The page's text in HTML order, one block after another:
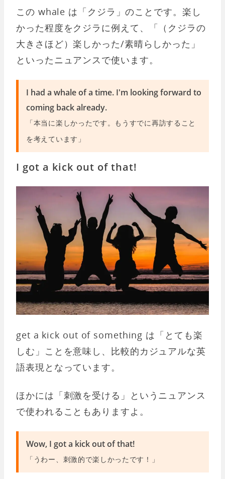
この whale は「クジラ」のことです。楽し
かった程度をクジラに例えて、「（クジラの
大きさほど）楽しかった/素晴らしかった」
といったニュアンスで使います。
I had a whale of a time. I'm looking forward to
coming back already.
「本当に楽しかったです。もうすでに再訪すること
を考えています」
I got a kick out of that!
get a kick out of something は「とても楽
しむ」ことを意味し、比較的カジュアルな英
語表現となっています。
ほかには「刺激を受ける」というニュアンス
で使われることもありますよ。
Wow, I got a kick out of that!
「うわー、刺激的で楽しかったです！」